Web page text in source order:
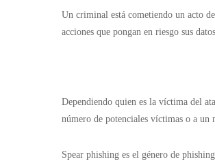
Un criminal está cometiendo un acto
acciones que pongan en riesgo sus
Dependiendo quien es la víctima del
número de potenciales víctimas o a un
Spear phishing es el género de